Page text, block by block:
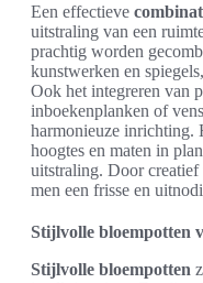
Een effectieve
uitstraling van een
prachtig worden
kunstwerken en
Ook het integreren van
inboekenplanken of
harmonieuze inrichting.
hoogtes en maten in
uitstraling. Door creatief
men een frisse en
Stijlvolle bloempotten
Stijlvolle bloempotten